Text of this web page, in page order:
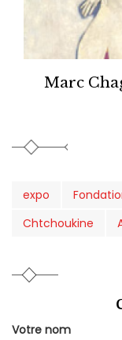
Marc
expo
Chtchoukine
Votre nom